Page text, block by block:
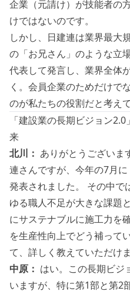
企業（元請け）が技能者の
けではないのです。
しかし、日建連は業界最大
の「お兄さん」のような立
代表して発言し、業界全体
く。会員企業のためだけで
のが私たちの役割だと考えて
「建設業の長期ビジョン
来
北川： ありがとうございま
連さんですが、今年の7月
発表されました。 その中で
ゆる職人不足が大きな課題
にサステナブルに施工力を
を生産性向上でどう補って
て、詳しく教えていただけ
中原： はい。この長期ビジ
いますが、特に第1部と第2